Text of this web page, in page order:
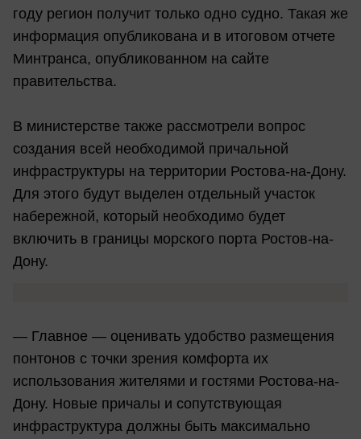
году регион получит только одно судно. Такая же
информация опубликована и в итоговом отчете
Минтранса, опубликованном на сайте
правительства.
В министерстве также рассмотрели вопрос
создания всей необходимой причальной
инфраструктуры на территории Ростова-на-Дону.
Для этого будут выделен отдельный участок
набережной, который необходимо будет
включить в границы морского порта Ростов-на-
Дону.
— Главное — оценивать удобство размещения
понтонов с точки зрения комфорта их
использования жителями и гостями Ростова-на-
Дону. Новые причалы и сопутствующая
инфраструктура должны быть максимально